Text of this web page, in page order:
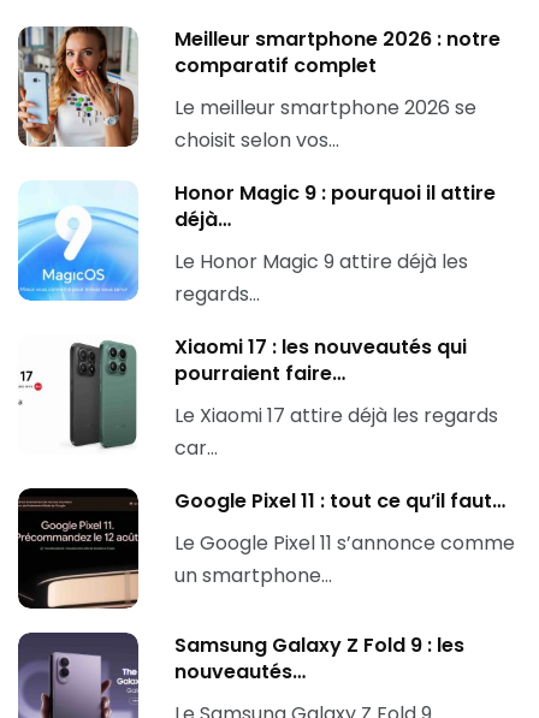
Meilleur smartphone 2026 : notre
comparatif complet
Le meilleur smartphone 2026 se
choisit selon vos…
Honor Magic 9 : pourquoi il attire
déjà…
Le Honor Magic 9 attire déjà les
regards…
Xiaomi 17 : les nouveautés qui
pourraient faire…
Le Xiaomi 17 attire déjà les regards
car…
Google Pixel 11 : tout ce qu’il faut…
Le Google Pixel 11 s’annonce comme
un smartphone…
Samsung Galaxy Z Fold 9 : les
nouveautés…